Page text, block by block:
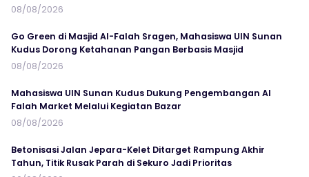
08/08/2026
Go Green di Masjid Al-Falah Sragen, Mahasiswa UIN Sunan
Kudus Dorong Ketahanan Pangan Berbasis Masjid
08/08/2026
Mahasiswa UIN Sunan Kudus Dukung Pengembangan Al
Falah Market Melalui Kegiatan Bazar
08/08/2026
Betonisasi Jalan Jepara-Kelet Ditarget Rampung Akhir
Tahun, Titik Rusak Parah di Sekuro Jadi Prioritas